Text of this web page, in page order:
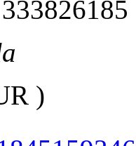
333826185
)